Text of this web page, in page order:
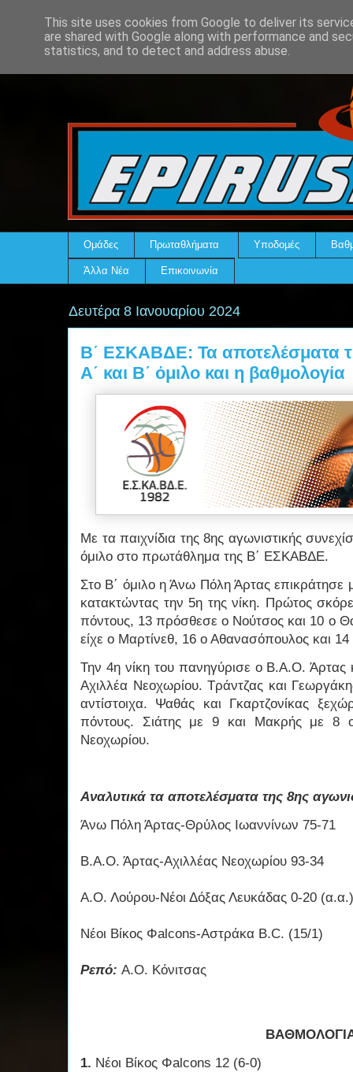
Ομάδες Πρωταθλήματα Υποδομές
Άλλα Νέα Επικοινωνία
Δευτέρα 8 Ιανουαρίου 2024
Β΄ ΕΣΚΑΒΔΕ: Τα αποτελέσματα
Α΄ και Β΄ όμιλο και η βαθμολογία
Με τα παιχνίδια της 8ης αγωνιστικής
όμιλο στο πρωτάθλημα της Β΄ ΕΣΚΑΒΔΕ.
Στο Β΄ όμιλο η Άνω Πόλη Άρτας επικράτησε
κατακτώντας την 5η της νίκη. Πρώτος
πόντους, 13 πρόσθεσε ο Νούτσος και 10 ο
είχε ο Μαρτίνεθ, 16 ο Αθανασόπουλος και 14
Την 4η νίκη του πανηγύρισε ο Β.Α.Ο. Άρτας
Αχιλλέα Νεοχωρίου. Τράντζας και
αντίστοιχα. Ψαθάς και Γκαρτζονίκας
πόντους. Σιάτης με 9 και Μακρής με 8
Νεοχωρίου.
Αναλυτικά τα αποτελέσματα της 8ης
Άνω Πόλη Άρτας-Θρύλος Ιωαννίνων 75-71
Β.Α.Ο. Άρτας-Αχιλλέας Νεοχωρίου 93-34
Α.Ο. Λούρου-Νέοι Δόξας Λευκάδας 0-20 (α.α.)
Νέοι Βίκος Φalcons-Αστράκα B.C. (15/1)
Ρεπό: Α.Ο. Κόνιτσας
1. Νέοι Βίκος Φalcons 12 (6-0)
This site uses cookies from Google to deliver its
are shared with Google along with performance and
statistics, and to detect and address abuse.